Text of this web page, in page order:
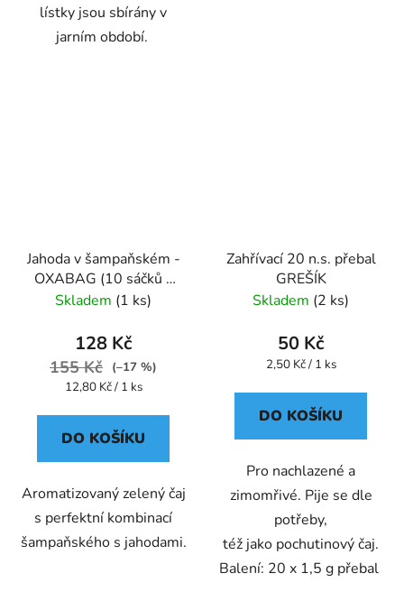
lístky jsou sbírány v
jarním období.
Jahoda v šampaňském -
OXABAG (10 sáčků x
4g) - Oxalis
Skladem (1 ks)
128 Kč
155 Kč
(–17 %)
Měrná
12,80 Kč / 1 ks
DO KOŠÍKU
Aromatizovaný zelený čaj
s perfektní kombinací
šampaňského s jahodami.
Zahřívací 20 n.s. přebal
GREŠÍK
Skladem (2 ks)
50 Kč
Měrná
2,50 Kč / 1 ks
DO KOŠÍKU
Pro nachlazené a
zimomřivé. Pije se dle
potřeby,
též jako pochutinový čaj.
Balení: 20 x 1,5 g přebal